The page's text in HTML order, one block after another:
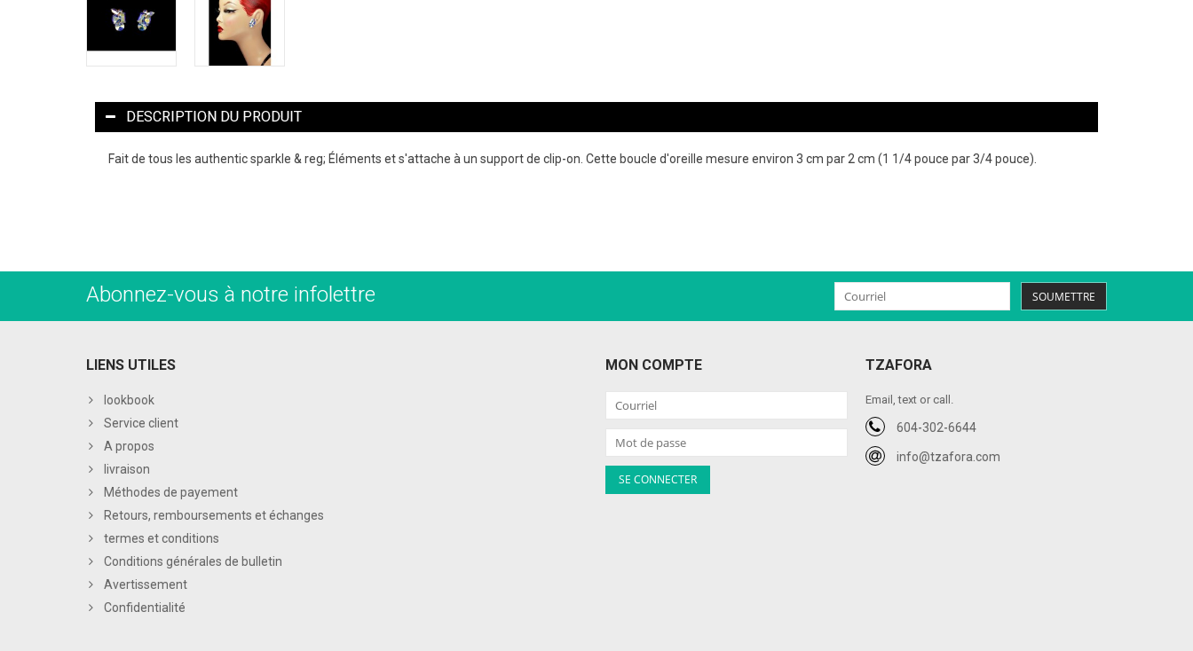
DESCRIPTION DU PRODUIT
Fait de tous les authentic sparkle & reg; Éléments et s'attache à un support de clip-on. Cette boucle d'oreille mesure environ 3 cm par 2 cm (1 1/4 pouce par 3/4 pouce).
Abonnez-vous à notre infolettre SOUMETTRE
LIENS UTILES
lookbook
Service client
A propos
livraison
Méthodes de payement
Retours, remboursements et échanges
termes et conditions
Conditions générales de bulletin
Avertissement
Confidentialité
MON COMPTE TZAFORA
Email, text or call.
604-302-6644
info@tzafora.com